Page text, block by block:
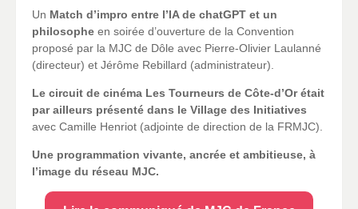
Un Match d’impro entre l’IA de chatGPT et un
philosophe en soirée d’ouverture de la Convention
proposé par la MJC de Dôle avec Pierre-Olivier Laulanné
(directeur) et Jérôme Rebillard (administrateur).
Le circuit de cinéma Les Tourneurs de Côte-d’Or était
par ailleurs présenté dans le Village des Initiatives
avec Camille Henriot (adjointe de direction de la FRMJC).
Une programmation vivante, ancrée et ambitieuse, à
l’image du réseau MJC.